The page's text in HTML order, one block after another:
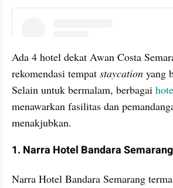
Ada 4 hotel dekat Awan Costa
rekomendasi tempat staycation yang
Selain untuk bermalam, berbagai
menawarkan fasilitas dan
menakjubkan.
1. Narra Hotel Bandara Semarang
Narra Hotel Bandara Semarang